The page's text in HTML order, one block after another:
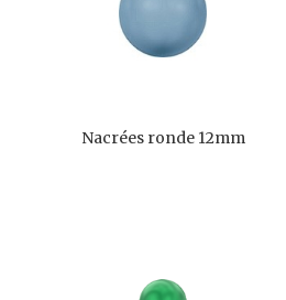
Nacrées ronde 12mm